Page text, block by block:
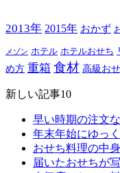
2013年 2015年 おかず
メゾン ホテル ホテルおせち
め方 重箱 食材 高級お
新しい記事10
早い時期の注文
年末年始にゆっ
おせち料理の中
届いたおせちが